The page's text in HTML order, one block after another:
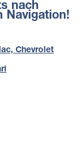
nach
Navigation!
Chevrolet